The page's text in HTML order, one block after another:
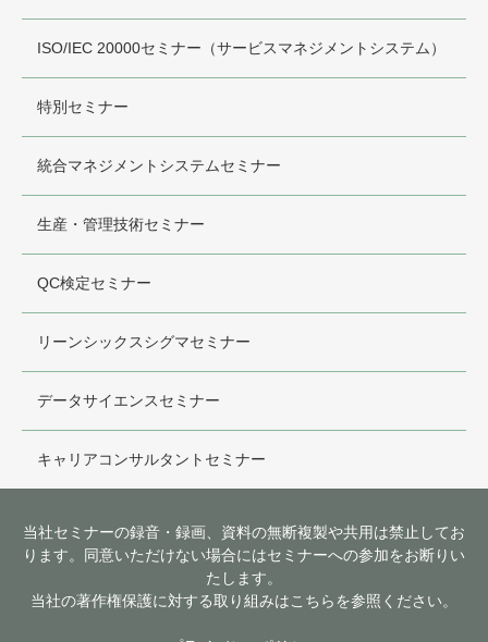
ISO/IEC 20000セミナー（サービスマネジメントシステム）
特別セミナー
統合マネジメントシステムセミナー
生産・管理技術セミナー
QC検定セミナー
リーンシックスシグマセミナー
データサイエンスセミナー
キャリアコンサルタントセミナー
当社セミナーの録音・録画、資料の無断複製や共用は禁止してお
ります。同意いただけない場合にはセミナーへの参加をお断りい
たします。
当社の著作権保護に対する取り組みはこちらを参照ください。